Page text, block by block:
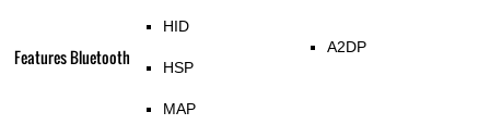
Features Bluetooth
HID
HSP
MAP
A2DP